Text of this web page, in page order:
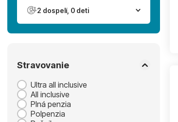
2 dospelí, 0 deti
Stravovanie
Ultra all inclusive
All inclusive
Plná penzia
Polpenzia